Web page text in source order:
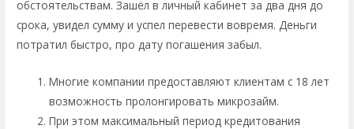
обстоятельствам. Зашёл в личный кабинет за два дня до
срока, увидел сумму и успел перевести вовремя. Деньги
потратил быстро, про дату погашения забыл.
Многие компании предоставляют клиентам с 18 лет
возможность пролонгировать микрозайм.
При этом максимальный период кредитования